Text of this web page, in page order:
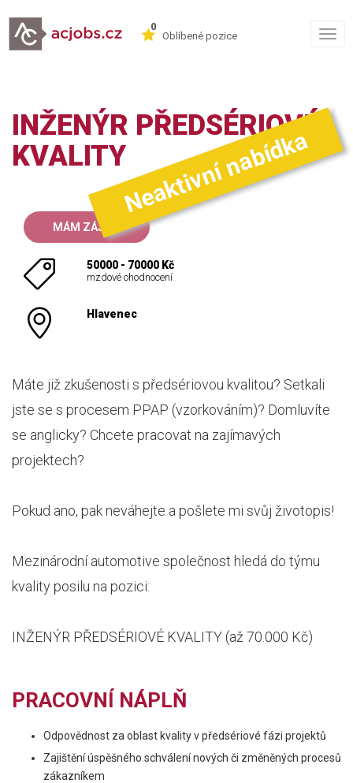
0
Oblíbené pozice
INŽENÝR PŘEDSÉRIOVÉ
KVALITYNeaktivní nabídka
MÁM ZÁJEM
50000 - 70000 Kč
mzdové ohodnocení
Hlavenec
Máte již zkušenosti s předsériovou kvalitou? Setkali
jste se s procesem PPAP (vzorkováním)? Domluvíte
se anglicky? Chcete pracovat na zajímavých
projektech?
Pokud ano, pak neváhejte a pošlete mi svůj životopis!
Mezinárodní automotive společnost hledá do týmu
kvality posilu na pozici:
INŽENÝR PŘEDSÉRIOVÉ KVALITY (až 70.000 Kč)
PRACOVNÍ NÁPLŇ
Odpovědnost za oblast kvality v předsériové fázi projektů
Zajištění úspěšného schválení nových či změněných procesů
zákazníkem